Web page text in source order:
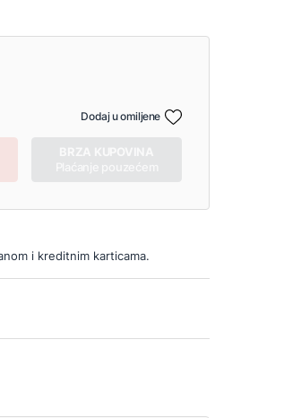
Dodaj u omiljene
i kreditnim karticama.